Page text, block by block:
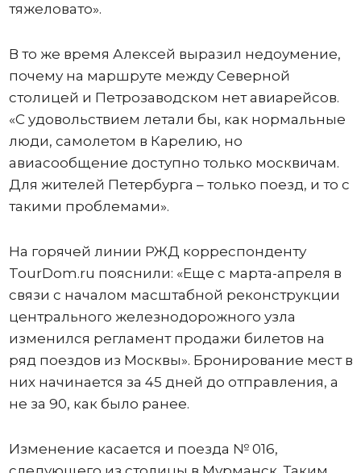
тяжеловато».
В то же время Алексей выразил недоумение,
почему на маршруте между Северной
столицей и Петрозаводском нет авиарейсов.
«С удовольствием летали бы, как нормальные
люди, самолетом в Карелию, но
авиасообщение доступно только москвичам.
Для жителей Петербурга – только поезд, и то с
такими проблемами».
На горячей линии РЖД корреспонденту
TourDom.ru пояснили: «Еще с марта-апреля в
связи с началом масштабной реконструкции
центрального железнодорожного узла
изменился регламент продажи билетов на
ряд поездов из Москвы». Бронирование мест в
них начинается за 45 дней до отправления, а
не за 90, как было ранее.
Изменение касается и поезда № 016,